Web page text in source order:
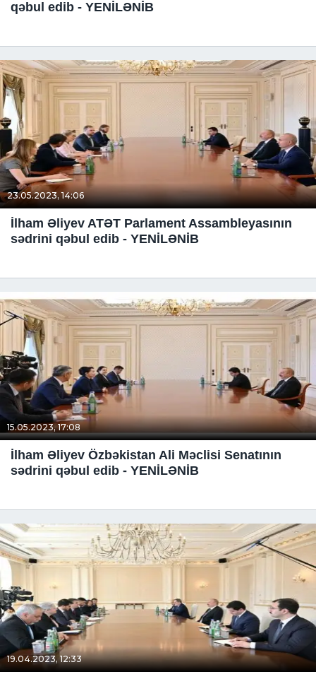
qəbul edib - YENİLƏNİB
23.05.2023, 14:06
İlham Əliyev ATƏT Parlament Assambleyasının
sədrini qəbul edib - YENİLƏNİB
15.05.2023, 17:08
İlham Əliyev Özbəkistan Ali Məclisi Senatının
sədrini qəbul edib - YENİLƏNİB
19.04.2023, 12:33